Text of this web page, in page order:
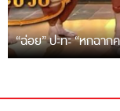
“ฉ่อย” ปะทะ “หกฉา